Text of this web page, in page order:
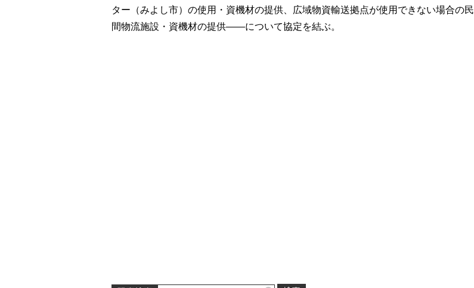
ター（みよし市）の使用・資機材の提供、広域物資輸送拠点が使用できない場合の民
間物流施設・資機材の提供――について協定を結ぶ。